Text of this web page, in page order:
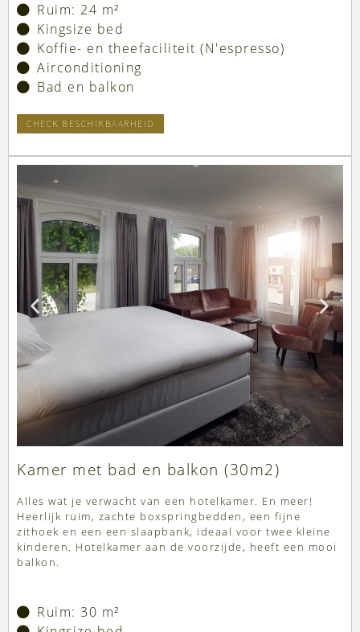
Ruim: 24 m²
Kingsize bed
Koffie- en theefaciliteit (N'espresso)
Airconditioning
Bad en balkon
CHECK BESCHIKBAARHEID
Kamer met bad en balkon (30m2)
Alles wat je verwacht van een hotelkamer. En meer!
Heerlijk ruim, zachte boxspringbedden, een fijne
zithoek en een een slaapbank, ideaal voor twee kleine
kinderen. Hotelkamer aan de voorzijde, heeft een mooi
balkon.
Ruim: 30 m²